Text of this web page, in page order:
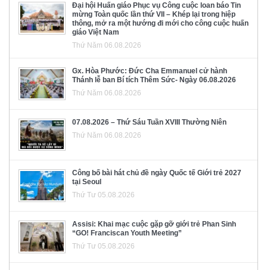
Đại hội Huấn giáo Phục vụ Công cuộc loan báo Tin
mừng Toàn quốc lần thứ VII – Khép lại trong hiệp
thông, mở ra một hướng đi mới cho công cuộc huấn
giáo Việt Nam
Thứ Năm 06.08.2026
Gx. Hòa Phước: Đức Cha Emmanuel cử hành
Thánh lễ ban Bí tích Thêm Sức- Ngày 06.08.2026
Thứ Năm 06.08.2026
07.08.2026 – Thứ Sáu Tuần XVIII Thường Niên
Thứ Năm 06.08.2026
Công bố bài hát chủ đề ngày Quốc tế Giới trẻ 2027
tại Seoul
Thứ Tư 05.08.2026
Assisi: Khai mạc cuộc gặp gỡ giới trẻ Phan Sinh
“GO! Franciscan Youth Meeting”
Thứ Tư 05.08.2026